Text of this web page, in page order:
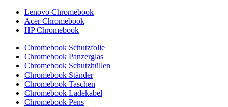
Lenovo Chromebook
Acer Chromebook
HP Chromebook
Chromebook Schutzfolie
Chromebook Panzerglas
Chromebook Schutzhüllen
Chromebook Ständer
Chromebook Taschen
Chromebook Ladekabel
Chromebook Pens